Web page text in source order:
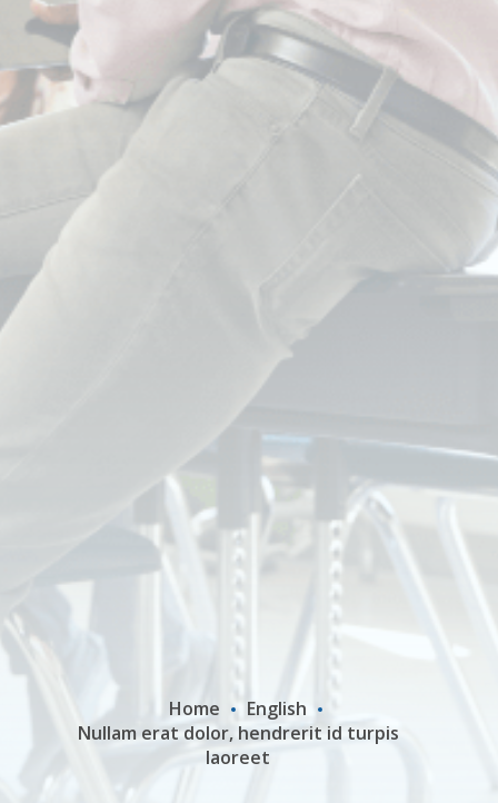
Home
English
Nullam erat dolor, hendrerit id turpis
laoreet